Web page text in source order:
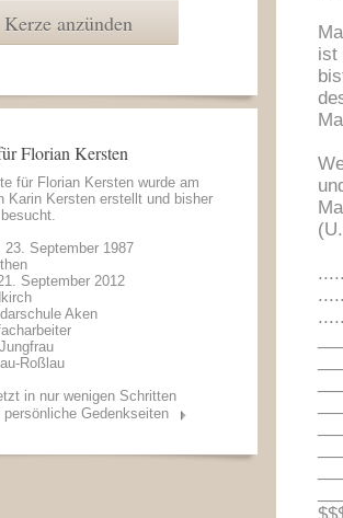
ist
Kerze anzünden
Florian Kersten
für Florian Kersten wurde am
Karin Kersten erstellt und bisher
23. September 1987
September 2012
Aken
Roßlau
in nur wenigen Schritten
persönliche Gedenkseiten